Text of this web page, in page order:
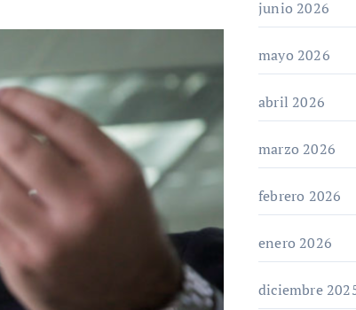
junio 2026
mayo 2026
abril 2026
marzo 2026
febrero 2026
enero 2026
diciembre